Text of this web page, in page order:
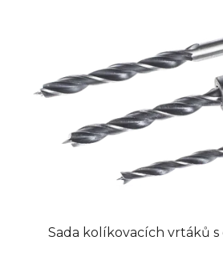
Sada kolíkovacích vrtáků s